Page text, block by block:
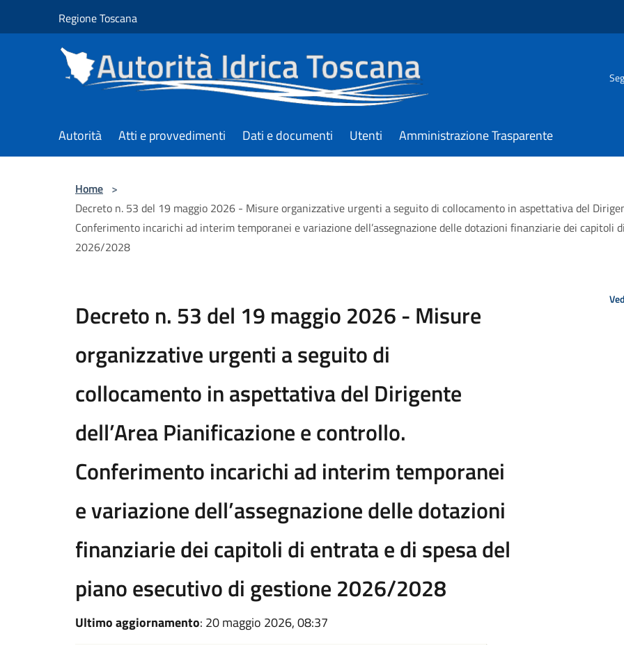
Regione Toscana
Autorità Atti e provvedimenti Dati e documenti Utenti Amministrazione Trasparente
Home >
Decreto n. 53 del 19 maggio 2026 - Misure organizzative urgenti a seguito di collocamento in aspettativa del
Conferimento incarichi ad interim temporanei e variazione dell’assegnazione delle dotazioni finanziarie dei capitoli
2026/2028
Decreto n. 53 del 19 maggio 2026 - Misure
organizzative urgenti a seguito di
collocamento in aspettativa del Dirigente
dell’Area Pianificazione e controllo.
Conferimento incarichi ad interim temporanei
e variazione dell’assegnazione delle dotazioni
finanziarie dei capitoli di entrata e di spesa del
piano esecutivo di gestione 2026/2028
Ultimo aggiornamento: 20 maggio 2026, 08:37